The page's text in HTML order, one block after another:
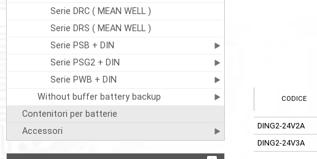
Serie DRC ( MEAN WELL )
Serie DRS ( MEAN WELL )
Serie PSB + DIN
Serie PSG2 + DIN
Serie PWB + DIN
Without buffer battery backup
Contenitori per batterie
Accessori
CODICE
DING2-24V2A
DING2-24V3A